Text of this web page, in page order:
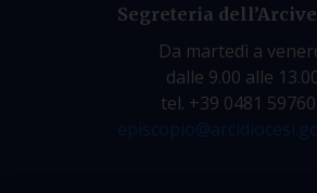
Segreteria
Da martedì a
dalle 9.00 alle
tel. +39 0481